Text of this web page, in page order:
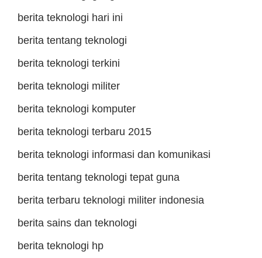
berita teknologi hari ini
berita tentang teknologi
berita teknologi terkini
berita teknologi militer
berita teknologi komputer
berita teknologi terbaru 2015
berita teknologi informasi dan komunikasi
berita tentang teknologi tepat guna
berita terbaru teknologi militer indonesia
berita sains dan teknologi
berita teknologi hp